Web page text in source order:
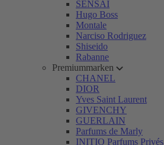
SENSAI
Hugo Boss
Montale
Narciso Rodriguez
Shiseido
Rabanne
Premiummarken
CHANEL
DIOR
Yves Saint Laurent
GIVENCHY
GUERLAIN
Parfums de Marly
INITIO Parfums Privés